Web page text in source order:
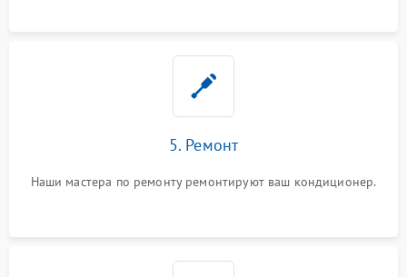
5. Ремонт
Наши мастера по ремонту ремонтируют ваш кондиционер.